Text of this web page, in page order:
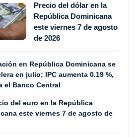
Precio del dólar en la
República Dominicana
este viernes 7 de agosto
de 2026
en República Dominicana se
en julio; IPC aumenta 0.19 %,
el Banco Central
del euro en la República
este viernes 7 de agosto de